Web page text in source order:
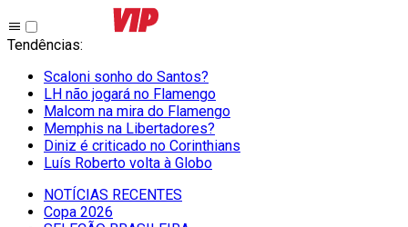
Tendências:
Scaloni sonho do Santos?
LH não jogará no Flamengo
Malcom na mira do Flamengo
Memphis na Libertadores?
Diniz é criticado no Corinthians
Luís Roberto volta à Globo
NOTÍCIAS RECENTES
Copa 2026